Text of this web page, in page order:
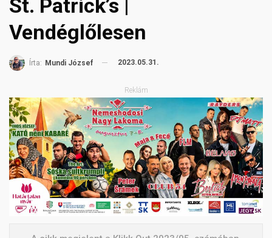
St. Patrick’s |
Vendéglőlesen
Írta: Mundi József 2023.05.31.
Reklám